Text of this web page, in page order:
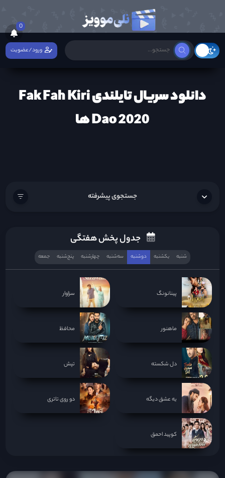
0
ورود/عضویت
دانلود سریال تایلندی Fak Fah Kiri
Dao 2020 ها
جستجوی پیشرفته
جدول پخش هفتگی
شنبه یکشنبه دوشنبه سه‌‌شنبه چهارشنبه پنج‌شنبه جمعه
پینانونگ سزاوار
ماهنور محافظ
دل شکسته تپش
یه عشق دیگه دو روی تاتری
کوپید احمق